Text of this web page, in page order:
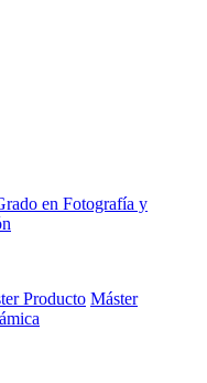
en Fotografía y
Producto Máster